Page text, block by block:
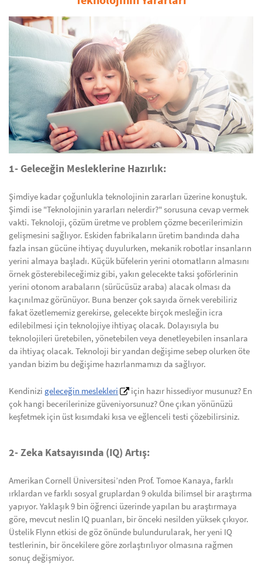
1- Geleceğin Mesleklerine Hazırlık:
Şimdiye kadar çoğunlukla teknolojinin zararları üzerine konuştuk.
Şimdi ise "Teknolojinin yararları nelerdir?" sorusuna cevap vermek
vakti. Teknoloji, çözüm üretme ve problem çözme becerilerimizin
gelişmesini sağlıyor. Eskiden fabrikaların üretim bandında daha
fazla insan gücüne ihtiyaç duyulurken, mekanik robotlar insanların
yerini almaya başladı. Küçük büfelerin yerini otomatların almasını
örnek gösterebileceğimiz gibi, yakın gelecekte taksi şoförlerinin
yerini otonom arabaların (sürücüsüz araba) alacak olması da
kaçınılmaz görünüyor. Buna benzer çok sayıda örnek verebiliriz
fakat özetlememiz gerekirse, gelecekte birçok mesleğin icra
edilebilmesi için teknolojiye ihtiyaç olacak. Dolayısıyla bu
teknolojileri üretebilen, yönetebilen veya denetleyebilen insanlara
da ihtiyaç olacak. Teknoloji bir yandan değişime sebep olurken öte
yandan bizim bu değişime hazırlanmamızı da sağlıyor.
Kendinizi geleceğin meslekleri
için hazır hissediyor musunuz? En
çok hangi becerilerinize güveniyorsunuz? Öne çıkan yönünüzü
keşfetmek için üst kısımdaki kısa ve eğlenceli testi çözebilirsiniz.
2- Zeka Katsayısında (IQ) Artış:
Amerikan Cornell Üniversitesi’nden Prof. Tomoe Kanaya, farklı
ırklardan ve farklı sosyal gruplardan 9 okulda bilimsel bir araştırma
yapıyor. Yaklaşık 9 bin öğrenci üzerinde yapılan bu araştırmaya
göre, mevcut neslin IQ puanları, bir önceki nesilden yüksek çıkıyor.
Üstelik Flynn etkisi de göz önünde bulundurularak, her yeni IQ
testlerinin, bir öncekilere göre zorlaştırılıyor olmasına rağmen
sonuç değişmiyor.